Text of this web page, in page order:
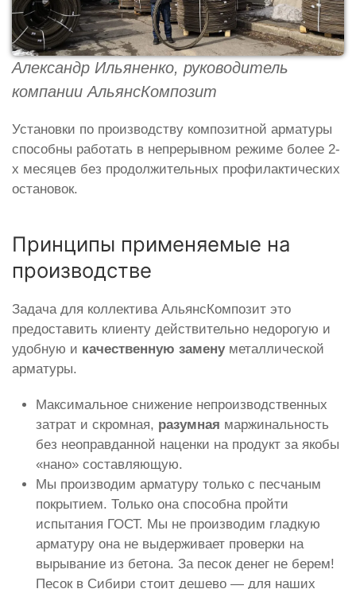
Александр Ильяненко, руководитель
компании АльянсКомпозит
Установки по производству композитной арматуры
способны работать в непрерывном режиме более 2-
х месяцев без продолжительных профилактических
остановок.
Принципы применяемые на
производстве
Задача для коллектива АльянсКомпозит это
предоставить клиенту действительно недорогую и
удобную и качественную заменуметаллической
арматуры.
Максимальное снижение непроизводственных
затрат и скромная, разумная маржинальность
без неоправданной наценки на продукт за якобы
«нано» составляющую.
Мы производим арматуру только с песчаным
покрытием. Только она способна пройти
испытания ГОСТ. Мы не производим гладкую
арматуру она не выдерживает проверки на
вырывание из бетона. За песок денег не берем!
Песок в Сибири стоит дешево — для наших